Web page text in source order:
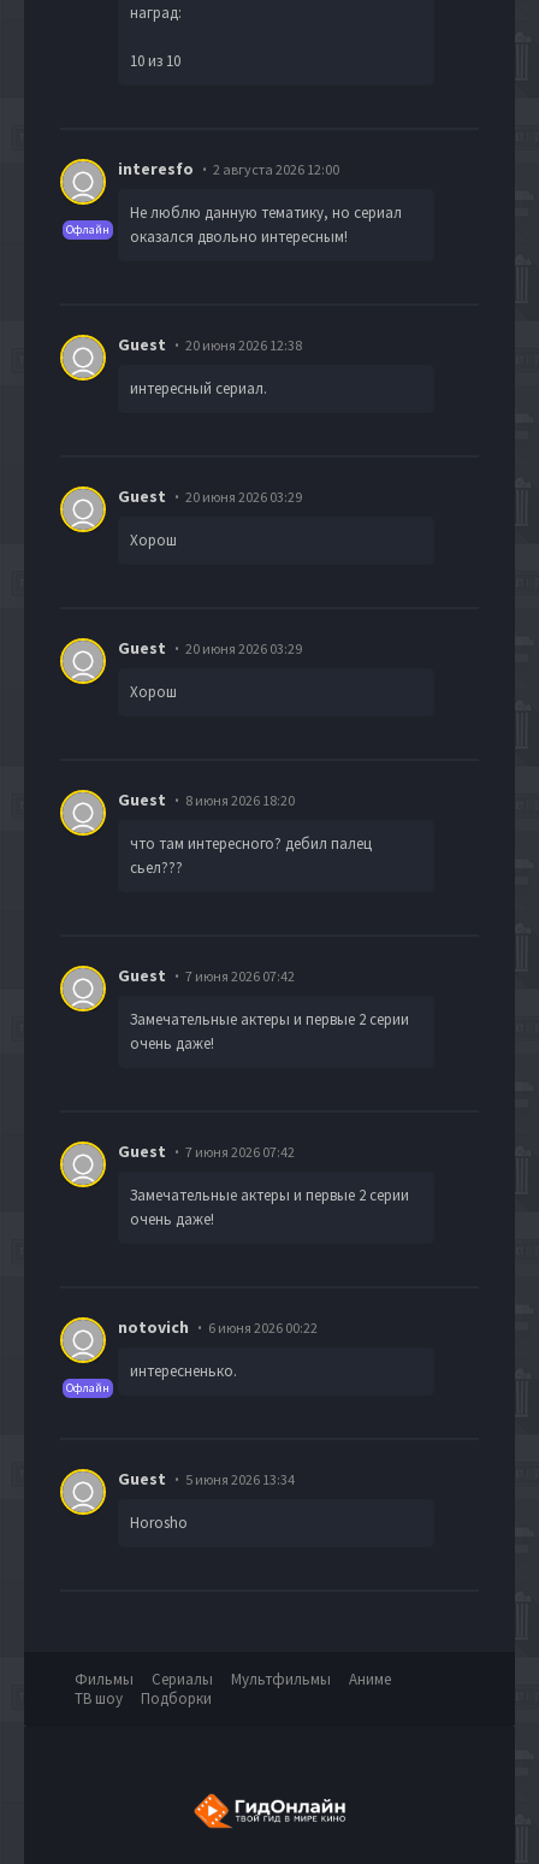
наград:
10 из 10
Офлайн
interesfo 2 августа 2026 12:00
Не люблю данную тематику, но сериал
оказался двольно интересным!
Guest 20 июня 2026 12:38
интересный сериал.
Guest 20 июня 2026 03:29
Хорош
Guest 20 июня 2026 03:29
Хорош
Guest 8 июня 2026 18:20
что там интересного? дебил палец
сьел???
Guest 7 июня 2026 07:42
Замечательные актеры и первые 2 серии
очень даже!
Guest 7 июня 2026 07:42
Замечательные актеры и первые 2 серии
очень даже!
Офлайн
notovich 6 июня 2026 00:22
интересненько.
Guest 5 июня 2026 13:34
Horosho
Фильмы Сериалы Мультфильмы
Аниме
ТВ шоу
Подборки